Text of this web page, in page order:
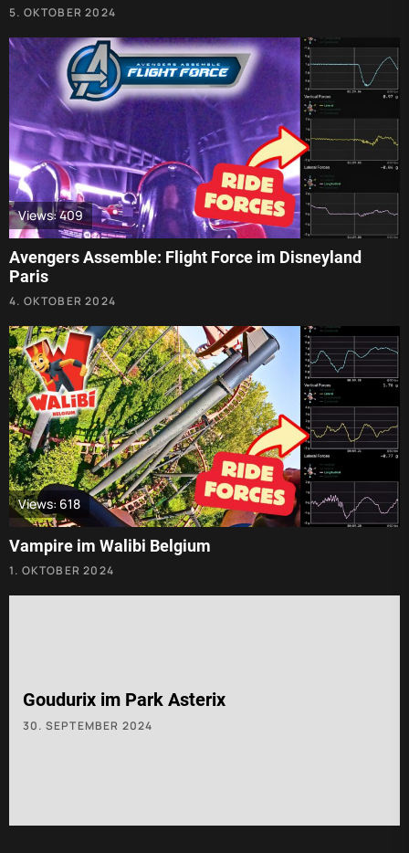
5. OKTOBER 2024
Views: 409
Avengers Assemble: Flight Force im Disneyland
Paris
4. OKTOBER 2024
Views: 618
Vampire im Walibi Belgium
1. OKTOBER 2024
Goudurix im Park Asterix
30. SEPTEMBER 2024